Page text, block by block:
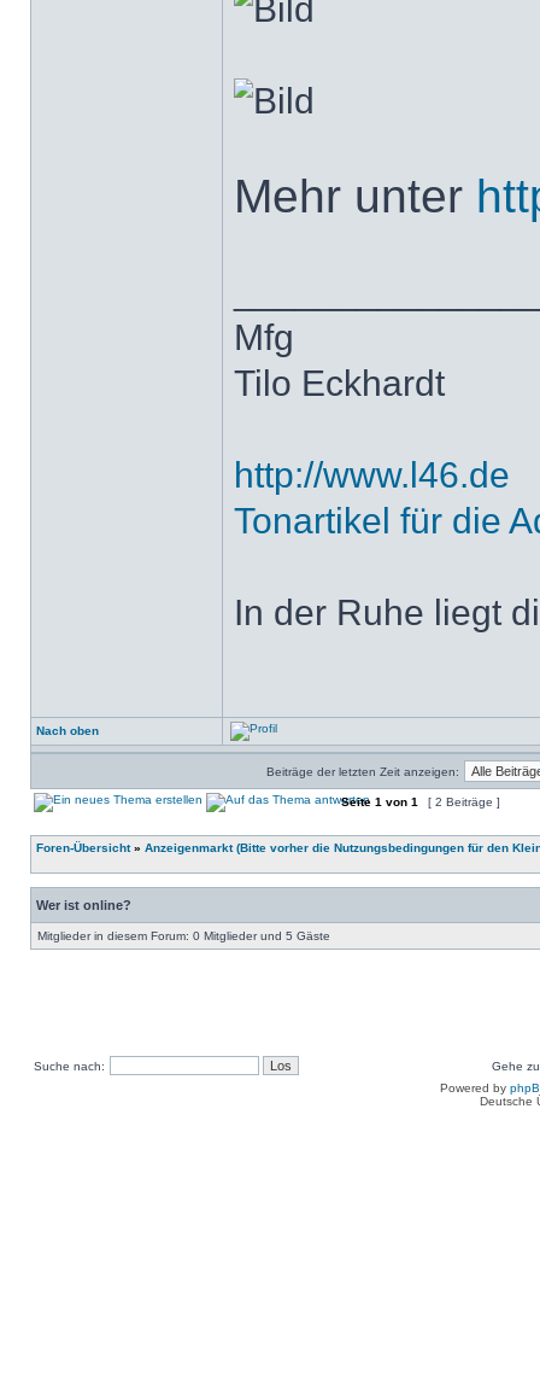
Mehr unter
Mfg
Tilo Eckhardt
http://www.l46.de
Tonartikel für die
In der Ruhe liegt
Nach oben
Beiträge der letzten Zeit anzeigen:
Seite 1 von 1 [ 2 Beiträge ]
Foren-Übersicht» Anzeigenmarkt (Bitte vorher die Nutzungsbedingungen für den
Wer ist online?
Mitglieder in diesem Forum: 0 Mitglieder und 5 Gäste
Suche nach:
Gehe
Powered by
Deutsche